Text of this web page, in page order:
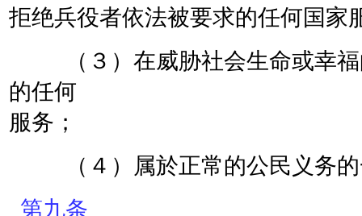
拒绝兵役者依法被要求的任何国家
（３）在威胁社会生命或幸福
的任何
服务；
（４）属於正常的公民义务的
第九条